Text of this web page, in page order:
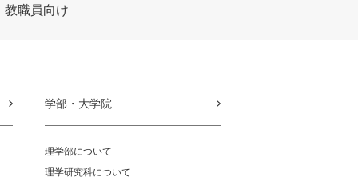
教職員向け
学部・大学院
理学部について
理学研究科について